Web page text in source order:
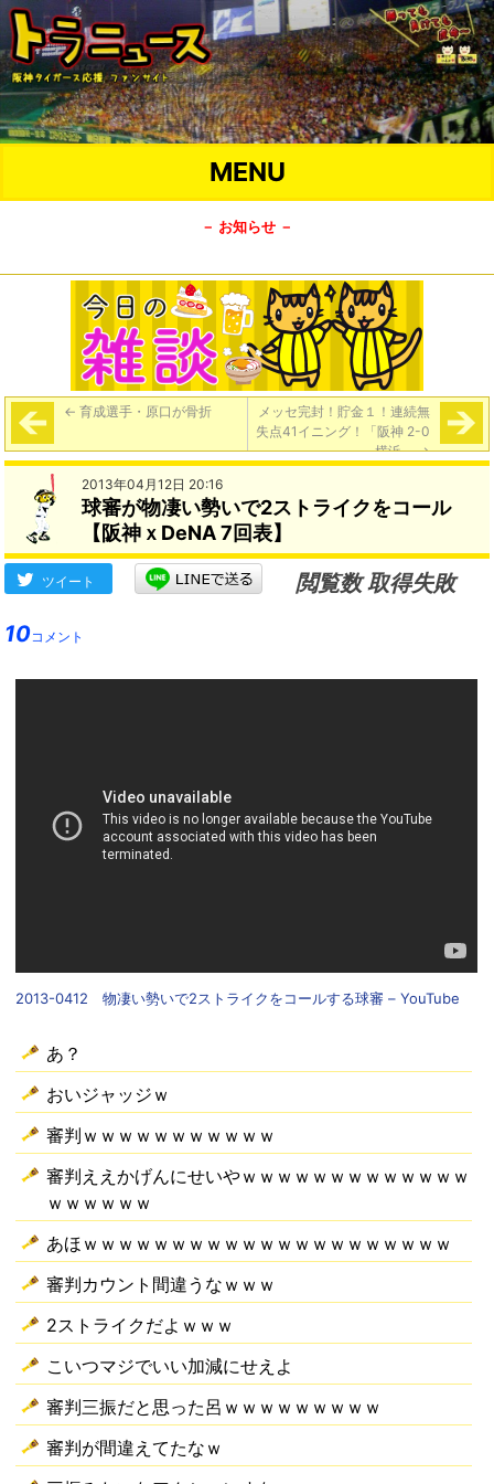
MENU
－ お知らせ －
← 育成選手・原口が骨折
メッセ完封！貯金１！連続無
失点41イニング！「阪神 2-0
横浜」→
2013年04月12日 20:16
球審が物凄い勢いで2ストライクをコール
【阪神ｘDeNA 7回表】
ツイート
閲覧数 取得失敗
10コメント
2013-0412 物凄い勢いで2ストライクをコールする球審 – YouTube
あ？
おいジャッジｗ
審判ｗｗｗｗｗｗｗｗｗｗｗ
審判ええかげんにせいやｗｗｗｗｗｗｗｗｗｗｗｗｗ
ｗｗｗｗｗｗ
あほｗｗｗｗｗｗｗｗｗｗｗｗｗｗｗｗｗｗｗｗｗ
審判カウント間違うなｗｗｗ
2ストライクだよｗｗｗ
こいつマジでいい加減にせえよ
審判三振だと思った呂ｗｗｗｗｗｗｗｗｗ
審判が間違えてたなｗ